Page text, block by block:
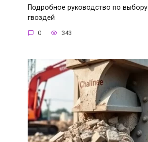
Подробное руководство по
гвоздей
0 343